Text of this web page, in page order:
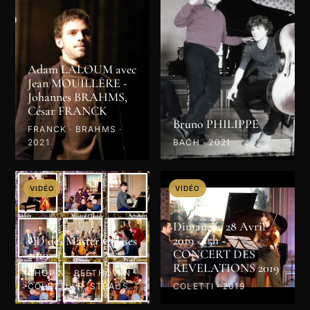
Adam LALOUM avec
Jean MOUILLÈRE -
Johannes BRAHMS,
César FRANCK
FRANCK · BRAHMS ·
2021
Bruno PHILIPPE
BACH · 2021
VIDÉO
CD des Master Classes
2019
CHOPIN · BEETHOVEN ·
COLETTI · R. STRAUSS
· PROKOFIEV · MOZART
VIDÉO
Dimanche 28 Avril
2019 - 15h -
CONCERT DES
REVELATIONS 2019
COLETTI · 2019